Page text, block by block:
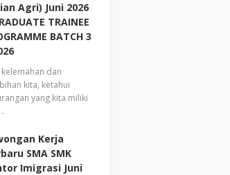
Agri) Juni 2026
TRAINEE
BATCH 3
dan
kita, ketahui
yang kita miliki
Kerja
SMA SMK
Imigrasi Juni